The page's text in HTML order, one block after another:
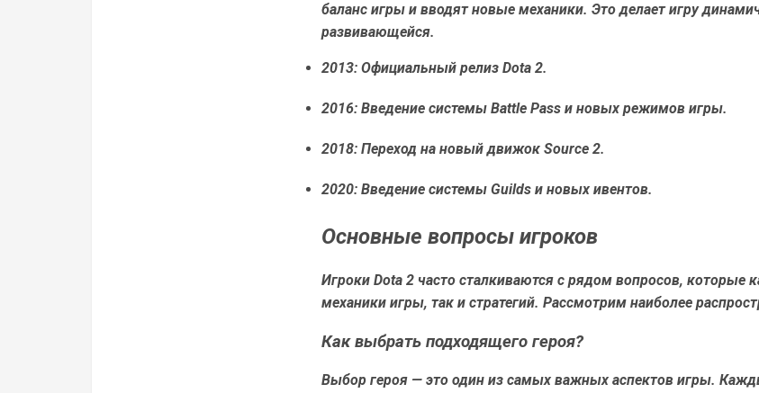
баланс игры и вводят новые механики. Это делает игру
развивающейся.
2013: Официальный релиз Dota 2.
2016: Введение системы Battle Pass и новых режимов игры.
2018: Переход на новый движок Source 2.
2020: Введение системы Guilds и новых ивентов.
Основные вопросы игроков
Игроки Dota 2 часто сталкиваются с рядом вопросов, которые
механики игры, так и стратегий. Рассмотрим наиболее
Как выбрать подходящего героя?
Выбор героя — это один из самых важных аспектов игры.